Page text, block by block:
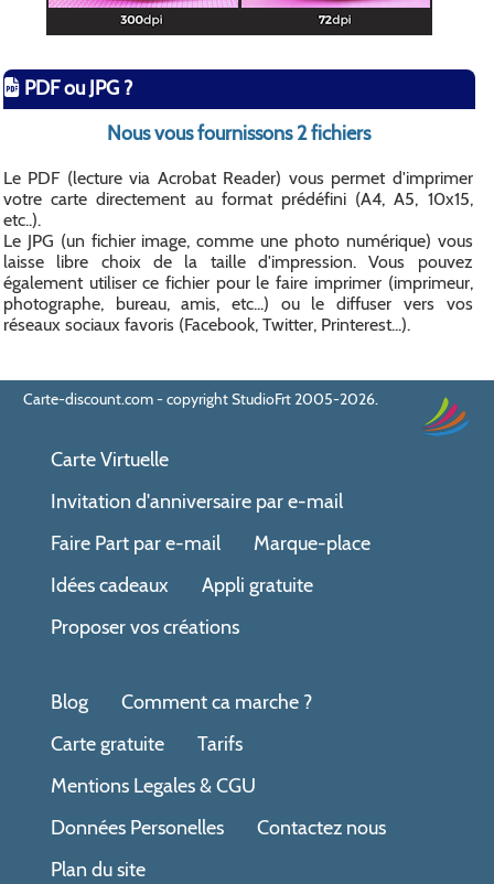
PDF ou JPG ?
Nous vous fournissons 2 fichiers
Le PDF (lecture via Acrobat Reader) vous permet d'imprimer
votre carte directement au format prédéfini (A4, A5, 10x15,
etc..).
Le JPG (un fichier image, comme une photo numérique) vous
laisse libre choix de la taille d'impression. Vous pouvez
également utiliser ce fichier pour le faire imprimer (imprimeur,
photographe, bureau, amis, etc...) ou le diffuser vers vos
réseaux sociaux favoris (Facebook, Twitter, Printerest...).
Carte-discount.com - copyright StudioFrt 2005-2026.
Carte Virtuelle
Invitation d'anniversaire par e-mail
Faire Part par e-mail
Marque-place
Idées cadeaux
Appli gratuite
Proposer vos créations
Blog
Comment ca marche ?
Carte gratuite
Tarifs
Mentions Legales & CGU
Données Personelles
Contactez nous
Plan du site